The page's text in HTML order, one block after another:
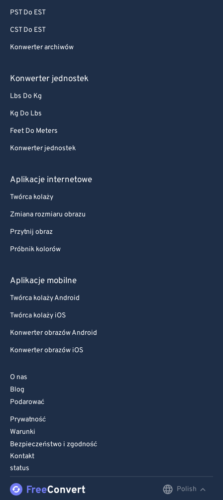
PST Do EST
CST Do EST
Konwerter archiwów
Konwerter jednostek
Lbs Do Kg
Kg Do Lbs
Feet Do Meters
Konwerter jednostek
Aplikacje internetowe
Twórca kolaży
Zmiana rozmiaru obrazu
Przytnij obraz
Próbnik kolorów
Aplikacje mobilne
Twórca kolaży Android
Twórca kolaży iOS
Konwerter obrazów Android
Konwerter obrazów iOS
O nas
Blog
Podarować
Prywatność
Warunki
Bezpieczeństwo i zgodność
Kontakt
status
Polish